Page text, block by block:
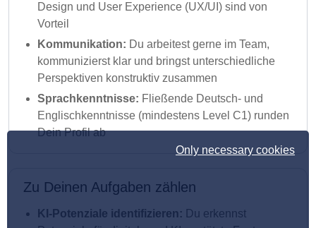
Only necessary cookies
Design und User Experience (UX/UI) sind von
Vorteil
Kommunikation: Du arbeitest gerne im Team,
kommunizierst klar und bringst unterschiedliche
Perspektiven konstruktiv zusammen
Sprachkenntnisse: Fließende Deutsch- und
Englischkenntnisse (mindestens Level C1) runden
Dein Profil ab
Zu Deinen Aufgaben zählen
KI-Potenziale identifizieren: Du erkennst